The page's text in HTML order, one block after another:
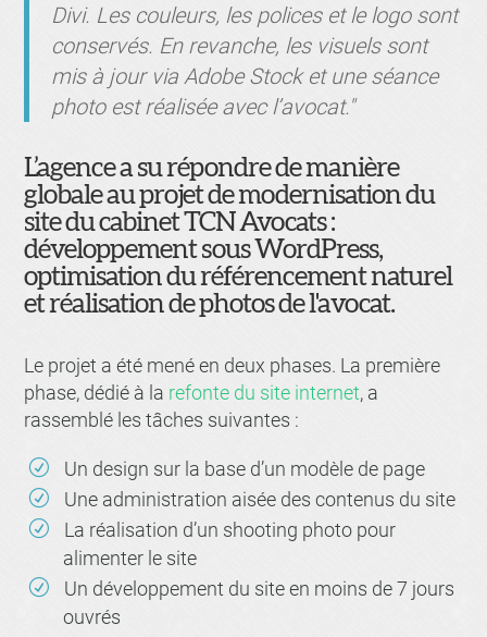
Divi. Les couleurs, les polices et le logo sont
conservés. En revanche, les visuels sont
mis à jour via Adobe Stock et une séance
photo est réalisée avec l’avocat."
L’agence a su répondre de manière
globale au projet de modernisation du
site du cabinet TCN Avocats :
développement sous WordPress,
optimisation du référencement naturel
et réalisation de photos de l'avocat.
Le projet a été mené en deux phases. La première
phase, dédié à la refonte du site internet, a
rassemblé les tâches suivantes :
Un design sur la base d’un modèle de page
Une administration aisée des contenus du site
La réalisation d’un shooting photo pour
alimenter le site
Un développement du site en moins de 7 jours
ouvrés